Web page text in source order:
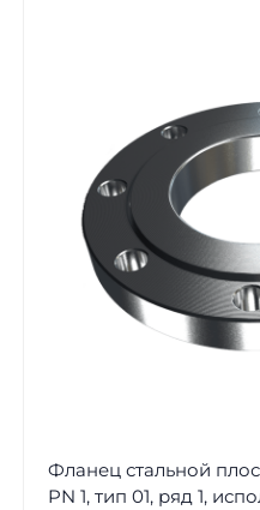
Фланец стальной
PN 1, тип 01, ряд 1,